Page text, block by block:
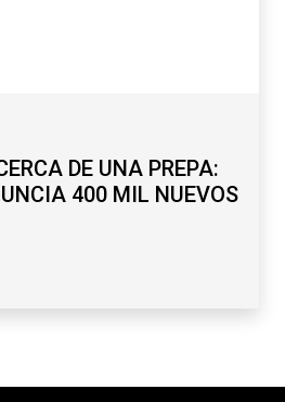
DE UNA PREPA:
400 MIL NUEVOS